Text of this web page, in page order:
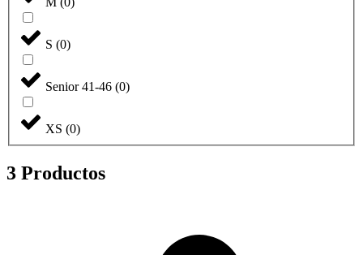
S (0)
Senior 41-46 (0)
XS (0)
3 Productos